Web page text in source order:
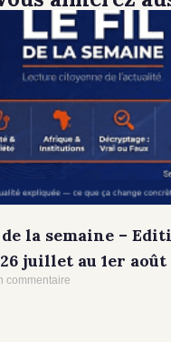
la semaine –
juillet au 1er août
commentaire